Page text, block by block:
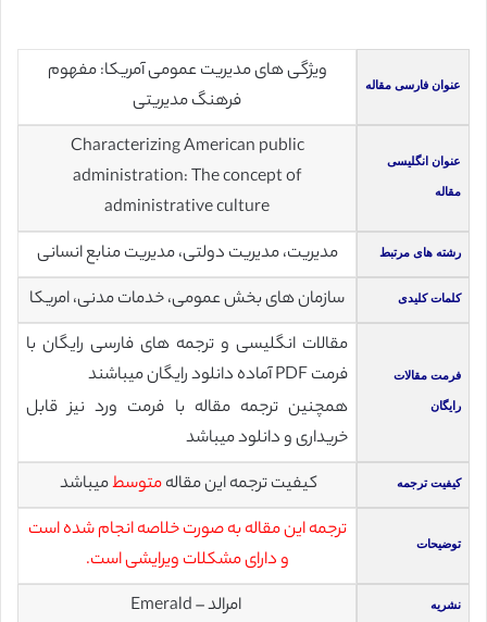
عنوان فارسی مقاله
ویژگی های مدیریت عمومی آمریکا: مفهوم
فرهنگ مدیریتی
عنوان انگلیسی
مقاله
Characterizing American public
administration: The concept of
administrative culture
رشته های مرتبط مدیریت، مدیریت دولتی، مدیریت منابع انسانی
کلمات کلیدی سازمان های بخش عمومی، خدمات مدنی، امریکا
فرمت مقالات
رایگان
مقالات انگلیسی و ترجمه های فارسی رایگان با
فرمت PDF آماده دانلود رایگان میباشند
همچنین ترجمه مقاله با فرمت ورد نیز قابل
خریداری و دانلود میباشد
کیفیت ترجمه کیفیت ترجمه این مقالهمتوسطمیباشد
توضیحات
ترجمه این مقاله به صورت خلاصه انجام شده است
و دارای مشکلات ویرایشی است.
نشریه امرالد – Emerald